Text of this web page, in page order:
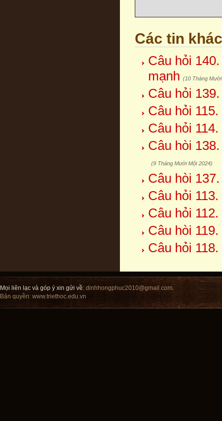
Các tin khác
Câu hỏi
mạnh (10 Tháng
Câu hỏi
Câu hỏi
Câu hỏi
Câu hòi
(9 Tháng Mười Một 2024)
Câu hòi
Câu hỏi
Câu hỏi
Câu hòi
Câu hỏi
Mọi liên lạc và góp ý xin gửi về: dinhhongphuc2010@gmail.com.
Bản quyền: www.triethoc.edu.vn